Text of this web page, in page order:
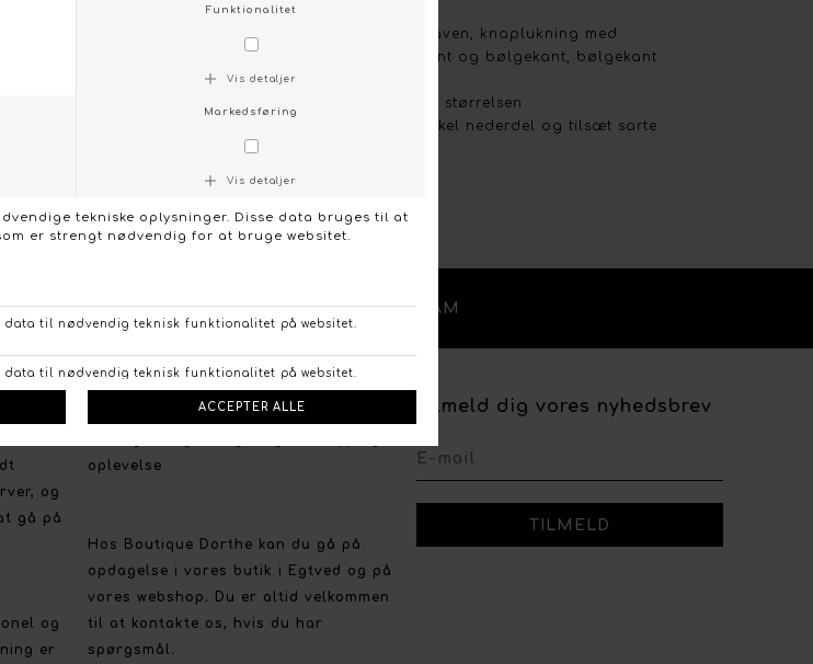
- Vaskeanvisning: Vask ved 30 grader
- Detaljer: V‑udskæring med flæsekant i kraven, knaplukning med
trenselukning, trekvart ærmer med flæsekant og bølgekant, bølgekant
- Pasform: Let, afslappet pasform; normal i størrelsen
- Stylingtip: Brug til hvide jeans eller en enkel nederdel og tilsæt sarte
smykker for et feminint, roligt look
FØLG OS PÅ:FACEBOOK/INSTAGRAM
og
gå på
og
er
Kundeservice
oplevelse
Hos Boutique Dorthe kan du gå på
opdagelse i vores butik i Egtved og på
vores webshop. Du er altid velkommen
til at kontakte os, hvis du har
spørgsmål.
Tilmeld dig vores nyhedsbrev